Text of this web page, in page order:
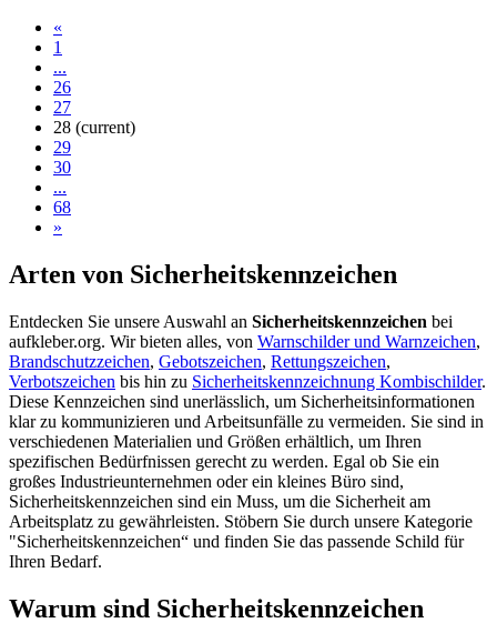
«
1
...
26
27
28 (current)
29
30
...
68
»
Arten von Sicherheitskennzeichen
Entdecken Sie unsere Auswahl an Sicherheitskennzeichen bei
aufkleber.org. Wir bieten alles, von Warnschilder und Warnzeichen,
Brandschutzzeichen, Gebotszeichen, Rettungszeichen,
Verbotszeichen bis hin zu Sicherheitskennzeichnung Kombischilder.
Diese Kennzeichen sind unerlässlich, um Sicherheitsinformationen
klar zu kommunizieren und Arbeitsunfälle zu vermeiden. Sie sind in
verschiedenen Materialien und Größen erhältlich, um Ihren
spezifischen Bedürfnissen gerecht zu werden. Egal ob Sie ein
großes Industrieunternehmen oder ein kleines Büro sind,
Sicherheitskennzeichen sind ein Muss, um die Sicherheit am
Arbeitsplatz zu gewährleisten. Stöbern Sie durch unsere Kategorie
"Sicherheitskennzeichen“ und finden Sie das passende Schild für
Ihren Bedarf.
Warum sind Sicherheitskennzeichen